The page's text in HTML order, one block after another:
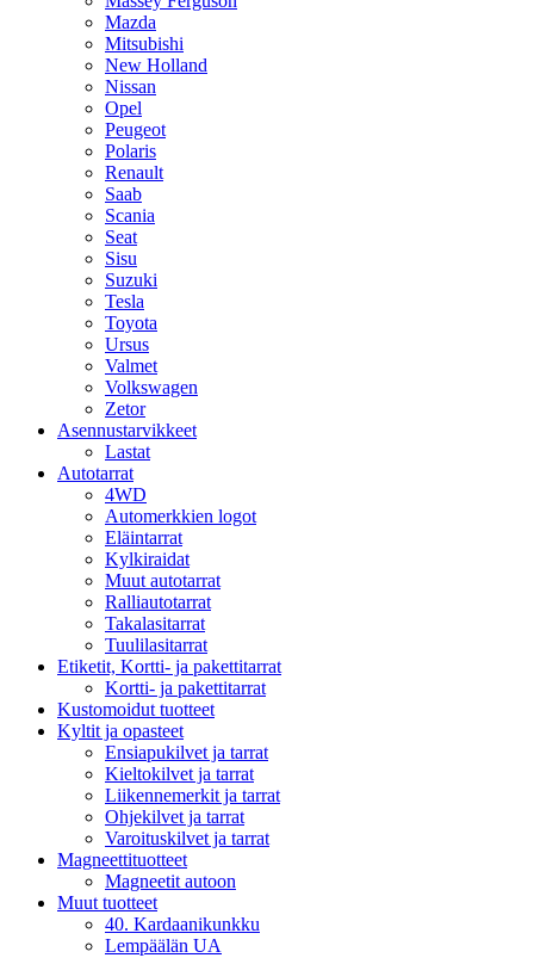
Mazda
Mitsubishi
New Holland
Nissan
Opel
Peugeot
Polaris
Renault
Saab
Scania
Seat
Sisu
Suzuki
Tesla
Toyota
Ursus
Valmet
Volkswagen
Zetor
Asennustarvikkeet
Lastat
Autotarrat
4WD
Automerkkien logot
Eläintarrat
Kylkiraidat
Muut autotarrat
Ralliautotarrat
Takalasitarrat
Tuulilasitarrat
Etiketit, Kortti- ja pakettitarrat
Kortti- ja pakettitarrat
Kustomoidut tuotteet
Kyltit ja opasteet
Ensiapukilvet ja tarrat
Kieltokilvet ja tarrat
Liikennemerkit ja tarrat
Ohjekilvet ja tarrat
Varoituskilvet ja tarrat
Magneettituotteet
Magneetit autoon
Muut tuotteet
40. Kardaanikunkku
Lempäälän UA